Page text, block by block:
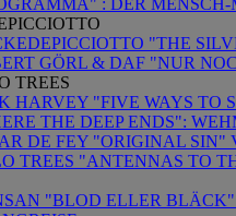
"THE
GÖRL & DAF "NUR
TREES
HARVEY "FIVE WAYS TO
THE DEEP ENDS":
DE FEY "ORIGINAL
TREES "ANTENNAS TO
"BLOD ELLER BLÄCK"